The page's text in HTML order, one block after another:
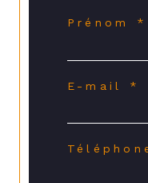
Prénom *
E-mail *